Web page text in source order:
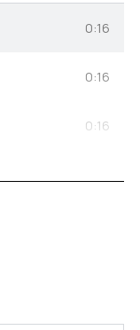
0:16
0:16
0:16